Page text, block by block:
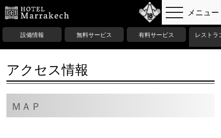
設備情報 無料サービス 有料サービス
レストラ
ス
アクセス情報
ＭＡＰ